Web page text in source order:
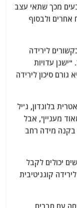
מכך שתאי עצב
ולבסוף
לירידה
עדויות
גורם סיכון לירידה
בלונדון, ג'יל
מעניין', אבל
בקנה מידה רחב
יכולים לקבל
קוגניטיבית
עם חברים